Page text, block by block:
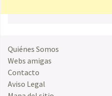
Quiénes Somos
Webs amigas
Contacto
Aviso Legal